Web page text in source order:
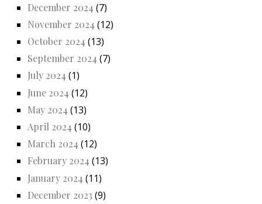
December 2024 (7)
November 2024 (12)
October 2024 (13)
September 2024 (7)
July 2024 (1)
June 2024 (12)
May 2024 (13)
April 2024 (10)
March 2024 (12)
February 2024 (13)
January 2024 (11)
December 2023 (9)